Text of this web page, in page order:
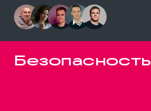
Безопасность